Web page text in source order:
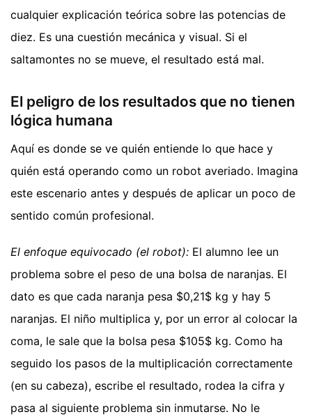
cualquier explicación teórica sobre las potencias de
diez. Es una cuestión mecánica y visual. Si el
saltamontes no se mueve, el resultado está mal.
El peligro de los resultados que no tienen
lógica humana
Aquí es donde se ve quién entiende lo que hace y
quién está operando como un robot averiado. Imagina
este escenario antes y después de aplicar un poco de
sentido común profesional.
El enfoque equivocado (el robot): El alumno lee un
problema sobre el peso de una bolsa de naranjas. El
dato es que cada naranja pesa $0,21$ kg y hay 5
naranjas. El niño multiplica y, por un error al colocar la
coma, le sale que la bolsa pesa $105$ kg. Como ha
seguido los pasos de la multiplicación correctamente
(en su cabeza), escribe el resultado, rodea la cifra y
pasa al siguiente problema sin inmutarse. No le